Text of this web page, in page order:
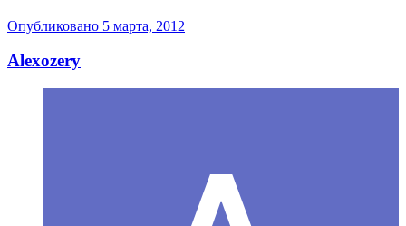
Опубликовано 5 марта, 2012
Alexozery